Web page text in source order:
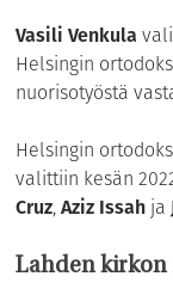
Vasili Venkula
Helsingin
nuorisotyöstä
Helsingin
valittiin kesän
Cruz,Aziz Issah ja
Lahden